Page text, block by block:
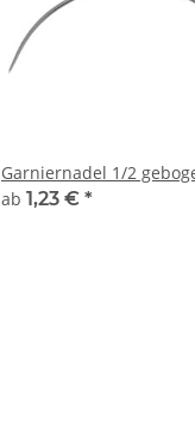
Garniernadel 1/2
ab 1,23 € *